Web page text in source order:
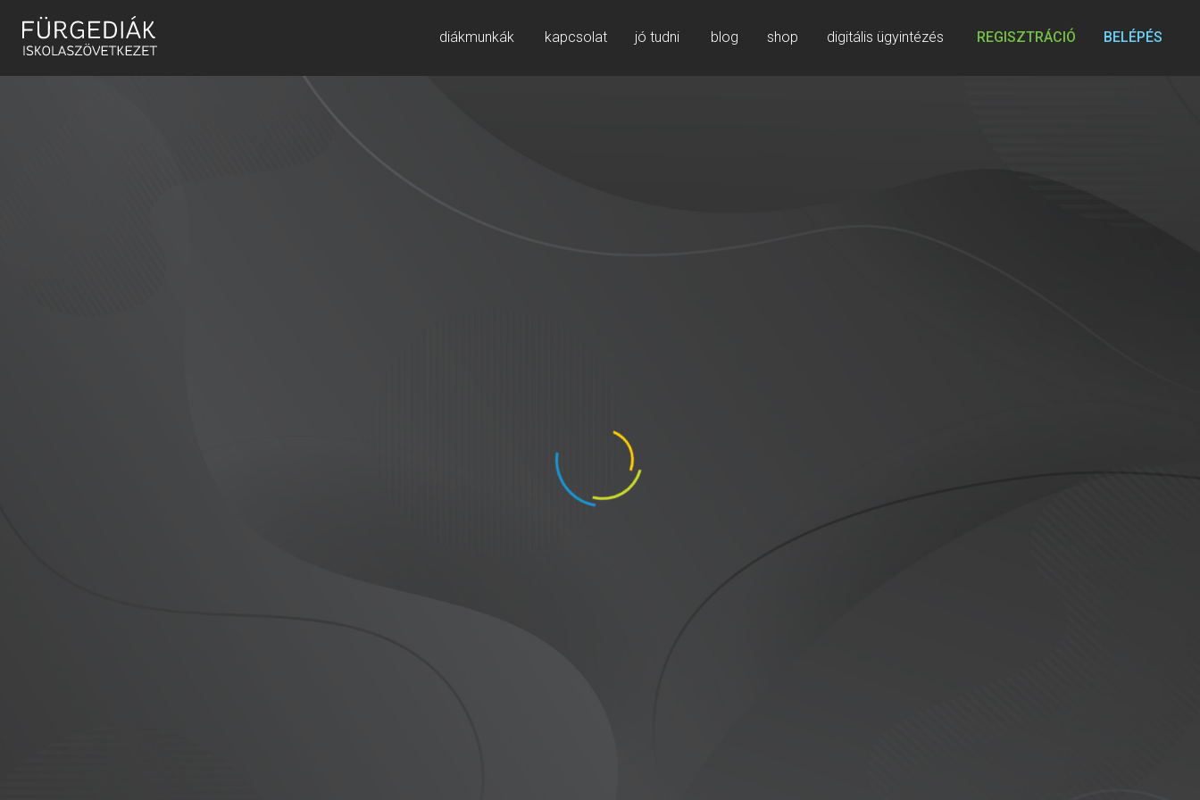
diákmunkák kapcsolat jó tudni blog shop digitális ügyintézés REGISZTRÁCIÓ BELÉPÉS